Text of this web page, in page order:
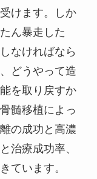
けます。しか
ん暴走した
なければなら
どうやって造
を取り戻すか
髄移植によっ
の成功と高濃
治療成功率、
ています。